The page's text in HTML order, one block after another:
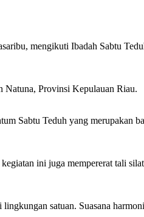
mengikuti Ibadah Sabtu
Natuna, Provinsi Kepulauan Riau.
Sabtu Teduh yang merupakan
ini juga mempererat tali
satuan. Suasana